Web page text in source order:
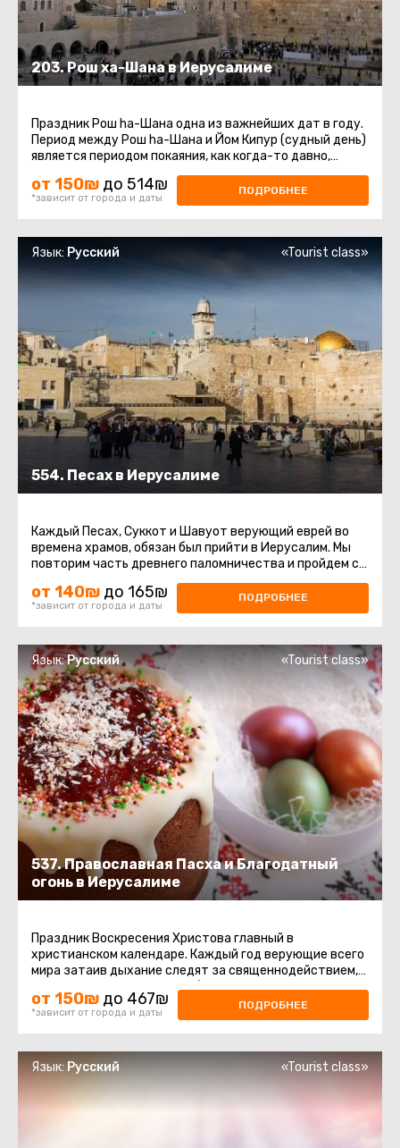
203. Рош ха-Шана в Иерусалиме
Праздник Рош ha-Шана одна из важнейших дат в году.
Период между Рош ha-Шана и Йом Кипур (судный день)
является периодом покаяния, как когда-то давно,
от 150₪ до 514₪
*зависит от города и даты
ПОДРОБНЕЕ
554. Песах в Иерусалиме
Язык: Русский «Tourist class»
Каждый Песах, Суккот и Шавуот верующий еврей во
времена храмов, обязан был прийти в Иерусалим. Мы
повторим часть древнего паломничества и пройдем с
от 140₪ до 165₪
*зависит от города и даты
ПОДРОБНЕЕ
537. Православная Пасха и Благодатный
огонь в Иерусалиме
Язык:Русский «Tourist class»
Праздник Воскресения Христова главный в
христианском календаре. Каждый год верующие всего
мира затаив дыхание следят за священнодействием,
происходящим в Храме Гроба ...
от 150₪ до 467₪
*зависит от города и даты
ПОДРОБНЕЕ
Язык: Русский «Tourist class»